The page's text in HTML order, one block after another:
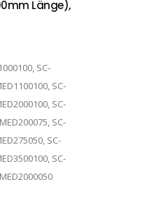
Länge),
SC-
SC-
SC-
SC-
SC-
SC-